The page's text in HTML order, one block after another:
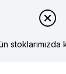
stoklarımızda